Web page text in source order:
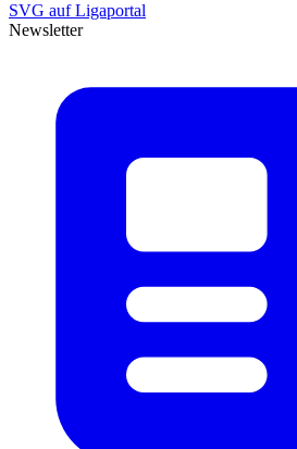
SVG auf Ligaportal
Newsletter